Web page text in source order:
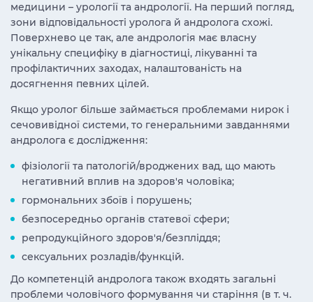
медицини – урології та андрології. На перший погляд,
зони відповідальності уролога й андролога схожі.
Поверхнево це так, але андрологія має власну
унікальну специфіку в діагностиці, лікуванні та
профілактичних заходах, налаштованість на
досягнення певних цілей.
Якщо уролог більше займається проблемами нирок і
сечовивідної системи, то генеральними завданнями
андролога є дослідження:
фізіології та патологій/вроджених вад, що мають
негативний вплив на здоров'я чоловіка;
гормональних збоїв і порушень;
безпосередньо органів статевої сфери;
репродукційного здоров'я/безпліддя;
сексуальних розладів/функцій.
До компетенцій андролога також входять загальні
проблеми чоловічого формування чи старіння (в т. ч.